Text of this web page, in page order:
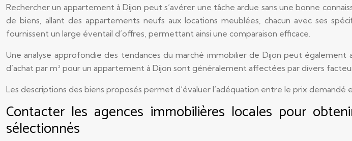
Rechercher un appartement à Dijon peut s’avérer une tâche ardue sans une bonne
de biens, allant des appartements neufs aux locations meublées, chacun avec ses
fournissent un large éventail d’offres, permettant ainsi une comparaison efficace.
Une analyse approfondie des tendances du marché immobilier de Dijon peut également
d’achat par m² pour un appartement à Dijon sont généralement affectées par divers
Les descriptions des biens proposés permet d’évaluer l’adéquation entre le prix demandé
Contacter les agences immobilières locales pour
sélectionnés